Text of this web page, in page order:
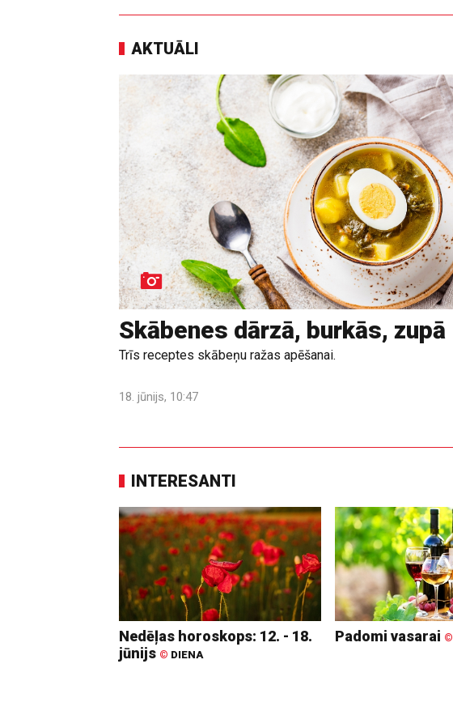
AKTUĀLI
Skābenes dārzā, burkās, zupā
Trīs receptes skābeņu ražas apēšanai.
18. jūnijs, 10:47
INTERESANTI
Nedēļas horoskops: 12. - 18.
jūnijs © DIENA
Padomi vasarai ©